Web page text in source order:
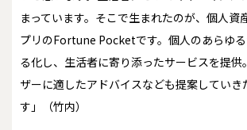
まっています。そこで生まれたのが、個人資
プリのFortune Pocketです。個人のあらゆ
る化し、生活者に寄り添ったサービスを提供
ザーに適したアドバイスなども提案していき
す」（竹内）